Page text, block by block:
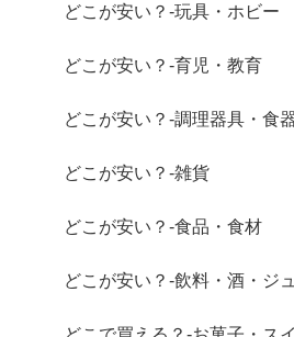
どこが安い？-玩具・ホビー
どこが安い？-育児・教育
どこが安い？-調理器具・食
どこが安い？-雑貨
どこが安い？-食品・食材
どこが安い？-飲料・酒・ジ